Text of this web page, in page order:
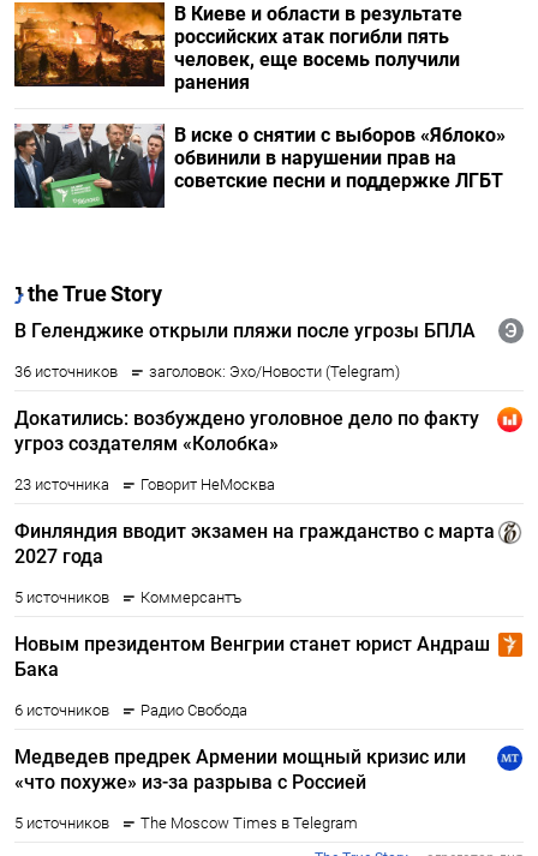
В Киеве и области в результате
российских атак погибли пять
человек, еще восемь получили
ранения
В иске о снятии с выборов «Яблоко»
обвинили в нарушении прав на
советские песни и поддержке ЛГБТ